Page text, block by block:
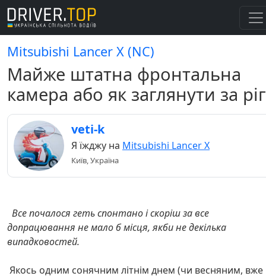
Mitsubishi Lancer X (NC)
Майже штатна фронтальна
камера або як заглянути за
veti-k
Я їжджу на Mitsubishi Lancer X
Київ, Україна
Все почалося геть спонтано і скоріш за все
допрацювання не мало б місця, якби не декілька
випадковостей.
Якось одним сонячним літнім днем (чи весняним, вже